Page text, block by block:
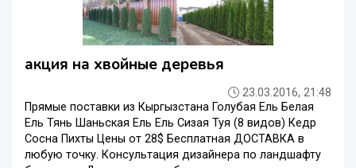
акция на хвойные деревья
23.03.2016, 21:48
Прямые поставки из Кыргызстана Голубая Ель Белая
Ель Тянь Шаньская Ель Ель Сизая Туя (8 видов) Кедр
Сосна Пихты Цены от 28$ Бесплатная ДОСТАВКА в
любую точку. Консультация дизайнера по ландшафту